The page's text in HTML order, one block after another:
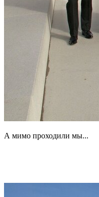
А мимо проходили мы...